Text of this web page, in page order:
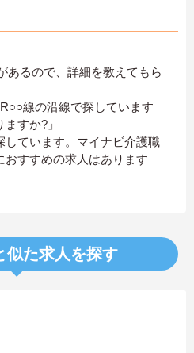
あるので、詳細を教えてもら
線の沿線で探しています
すか?」
しています。マイナビ介護職
すすめの求人はあります
似た求人を探す